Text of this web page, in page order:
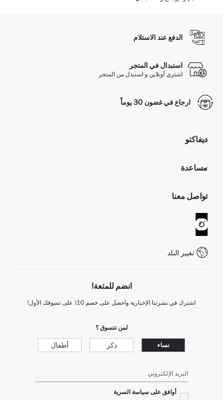
الدفع عند الاستلام
استبدال في المتجر
اشتري أونلاين و استبدل من المتجر
ارجاع في غضون 30 يوماً
ديفاكتو
تعرف علينا
GIFT CLUB
مساعدة
عمليات الارجاع و الاستبدال السهلة
تتبع الشحنة
كيف يمكنك التسوق في ديفاكتو ؟
تواصل معنا
نموذج الاتصال
خدمة العملاء
تغيير البلد
انضم للمتعة!
اشترك في نشرتنا الإخبارية واحصل على خصم 10٪ على تسوقك الأول!
لمن تتسوق ؟
نساء ذكر أطفال
البريد الإلكتروني
أوافق على سياسة السرية